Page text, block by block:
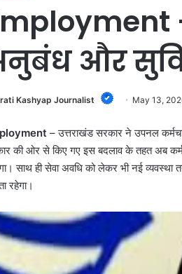
और
Kashyap Journalist May 13,
– उत्तराखंड सरकार ने उपनल
की ओर से किए गए इस बदलाव के तहत अब
साथ ही सेवा अवधि को लेकर भी नई व्यवस्था
रहेगा।